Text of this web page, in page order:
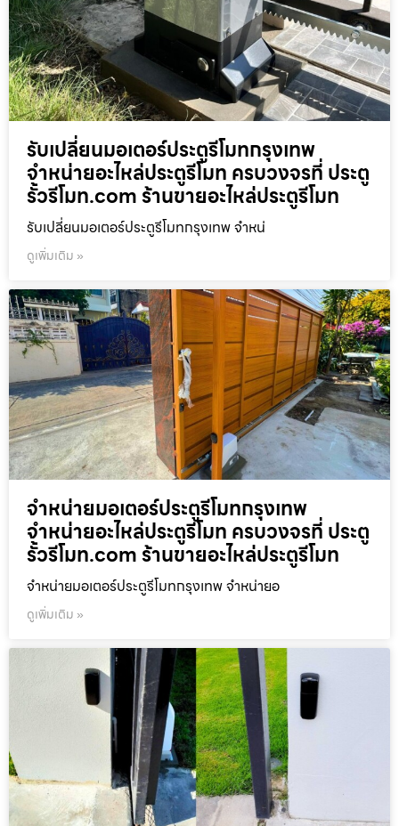
รับเปลี่ยนมอเตอร์ประตูรีโมทกรุงเทพ
จำหน่ายอะไหล่ประตูรีโมท ครบวงจรที่ ประตู
รั้วรีโมท.com ร้านขายอะไหล่ประตูรีโมท
รับเปลี่ยนมอเตอร์ประตูรีโมทกรุงเทพ จำหน่
ดูเพิ่มเติม »
จำหน่ายมอเตอร์ประตูรีโมทกรุงเทพ
จำหน่ายอะไหล่ประตูรีโมท ครบวงจรที่ ประตู
รั้วรีโมท.com ร้านขายอะไหล่ประตูรีโมท
จำหน่ายมอเตอร์ประตูรีโมทกรุงเทพ จำหน่ายอ
ดูเพิ่มเติม »